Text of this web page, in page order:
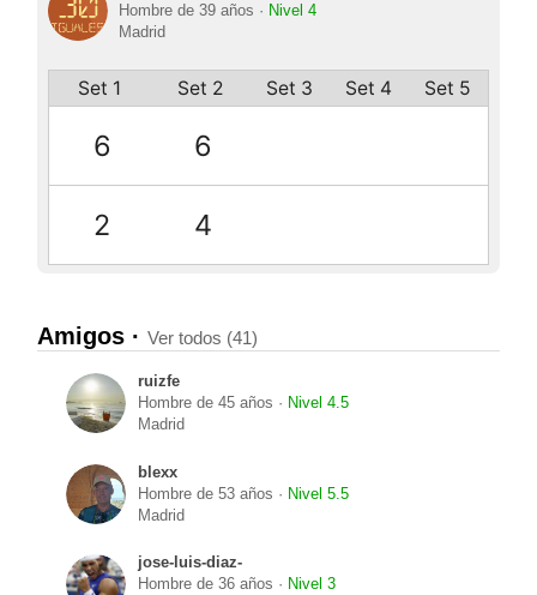
Hombre de 39 años · Nivel 4
Madrid
Set 1 Set 2 Set 3 Set 4 Set 5
6 6
2 4
Amigos ·Ver todos (41)
ruizfe
Hombre de 45 años · Nivel 4.5
Madrid
blexx
Hombre de 53 años · Nivel 5.5
Madrid
jose-luis-diaz-
Hombre de 36 años · Nivel 3